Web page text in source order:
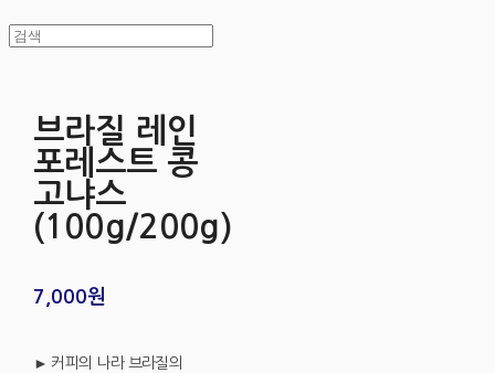
브라질 레인
포레스트 콩
고냐스
(100g/200g)
7,000원
► 커피의 나라 브라질의